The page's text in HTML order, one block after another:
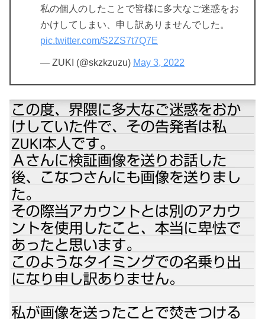
私の個人のしたことで皆様に多大なご迷惑をお
かけしてしまい、申し訳ありませんでした。
pic.twitter.com/S2ZS7t7Q7E
— ZUKI (@skzkzuzu) May 3, 2022